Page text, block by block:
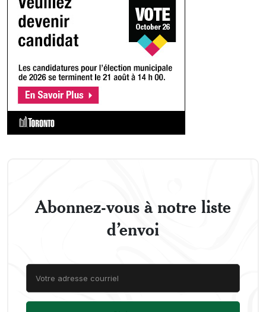
Abonnez-vous à notre liste
d’envoi